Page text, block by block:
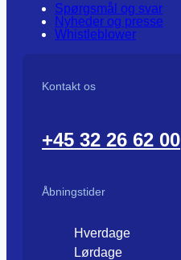
Spørgsmål og svar
Nyheder og presse
Whistleblower
Kontakt os
+45 32 26 62 00
Åbningstider
Hverdage
Lørdage